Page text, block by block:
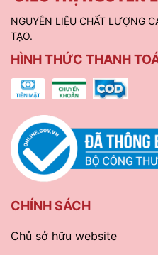
NGUYÊN LIỆU CHẤT LƯỢNG
TẠO.
HÌNH THỨC THANH
CHÍNH SÁCH
Chủ sở hữu website